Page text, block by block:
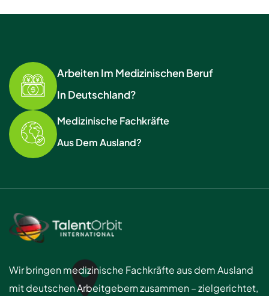
Arbeiten Im Medizinischen Beruf
In Deutschland?
Medizinische Fachkräfte
Aus Dem Ausland?
Wir bringen medizinische Fachkräfte aus dem Ausland
mit deutschen Arbeitgebern zusammen – zielgerichtet,